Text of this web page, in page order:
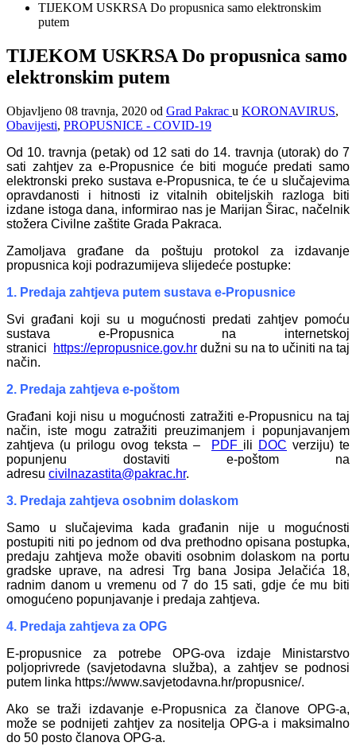
TIJEKOM USKRSA Do propusnica samo elektronskim
putem
TIJEKOM USKRSA Do propusnica samo
elektronskim putem
Objavljeno 08 travnja, 2020 od Grad Pakrac u KORONAVIRUS,
Obavijesti, PROPUSNICE - COVID-19
Od 10. travnja (petak) od 12 sati do 14. travnja (utorak) do 7
sati zahtjev za e-Propusnice će biti moguće predati samo
elektronski preko sustava e-Propusnica, te će u slučajevima
opravdanosti i hitnosti iz vitalnih obiteljskih razloga biti
izdane istoga dana, informirao nas je Marijan Širac, načelnik
stožera Civilne zaštite Grada Pakraca.
Zamoljava građane da poštuju protokol za izdavanje
propusnica koji podrazumijeva slijedeće postupke:
1. Predaja zahtjeva putem sustava e-Propusnice
Svi građani koji su u mogućnosti predati zahtjev pomoću
sustava e-Propusnica na internetskoj
stranici
https://epropusnice.gov.hr dužni su na to učiniti na taj
način.
2. Predaja zahtjeva e-poštom
Građani koji nisu u mogućnosti zatražiti e-Propusnicu na taj
način, iste mogu zatražiti preuzimanjem i popunjavanjem
zahtjeva (u prilogu ovog teksta –
PDF ili DOC verziju) te
popunjenu dostaviti e-poštom na
adresu civilnazastita@pakrac.hr.
3. Predaja zahtjeva osobnim dolaskom
Samo u slučajevima kada građanin nije u mogućnosti
postupiti niti po jednom od dva prethodno opisana postupka,
predaju zahtjeva može obaviti osobnim dolaskom na portu
gradske uprave, na adresi Trg bana Josipa Jelačića 18,
radnim danom u vremenu od 7 do 15 sati, gdje će mu biti
omogućeno popunjavanje i predaja zahtjeva.
4. Predaja zahtjeva za OPG
E-propusnice za potrebe OPG-ova izdaje Ministarstvo
poljoprivrede (savjetodavna služba), a zahtjev se podnosi
putem linka https://www.savjetodavna.hr/propusnice/.
Ako se traži izdavanje e-Propusnica za članove OPG-a,
može se podnijeti zahtjev za nositelja OPG-a i maksimalno
do 50 posto članova OPG-a.